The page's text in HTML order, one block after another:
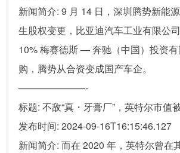
新闻简介: 9 月 14 日，深圳腾势新能
生股权变更，比亚迪汽车工业有限公
10% 梅赛德斯 — 奔驰（中国）投资
购，腾势从合资变成国产车企。
———————-
标题: 不敌“真・牙膏厂”，英特尔市值
发布时间: 2024-09-16T16:15:46.127
新闻简介: 而在 2020 年，英特尔曾在